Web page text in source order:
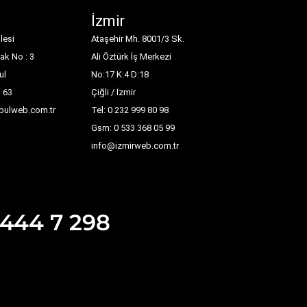
No : 3
63
İzmir
Ataşehir Mh. 8001/3 Sk.
Ali Öztürk İş Merkezi
No:17 K:4 D:18
Çiğli / İzmir
Tel: 0 232 999 80 98
Gsm: 0 533 368 05 99
info@izmirweb.com.tr